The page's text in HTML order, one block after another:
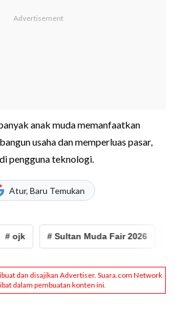
anak muda memanfaatkan
usaha dan memperluas pasar,
pengguna teknologi.
Atur, Baru Temukan
# Sultan Muda Fair 2026